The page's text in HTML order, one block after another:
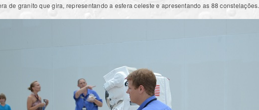
de granito que gira, representando a esfera celeste e apresentando as 88 constelações.